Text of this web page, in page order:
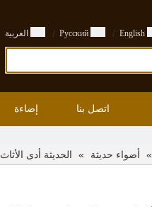
English
/
Pусский
/ العربية
اتصل بنا إضاءة
» أضواء حديثة » الحديثة أدى الأثاث 16 ألوان تغيير الصمام شريط الجدول (G012)